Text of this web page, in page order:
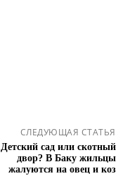
СЛЕДУЮЩАЯ СТАТЬЯ
Детский сад или скотный
двор? В Баку жильцы
жалуются на овец и коз